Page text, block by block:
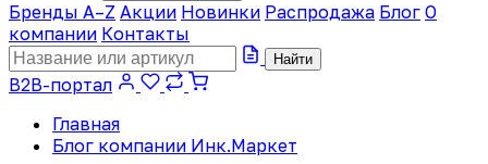
Бренды A–Z Акции Новинки Распродажа Блог О
компании Контакты
Найти
B2B-портал
Главная
Блог компании Инк.Маркет